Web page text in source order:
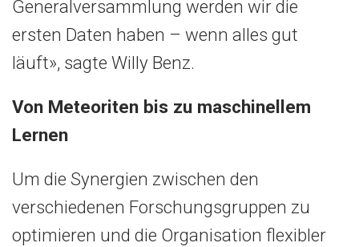
Generalversammlung werden wir die
ersten Daten haben – wenn alles gut
läuft», sagte Willy Benz.
Von Meteoriten bis zu maschinellem
Lernen
Um die Synergien zwischen den
verschiedenen Forschungsgruppen zu
optimieren und die Organisation flexibler